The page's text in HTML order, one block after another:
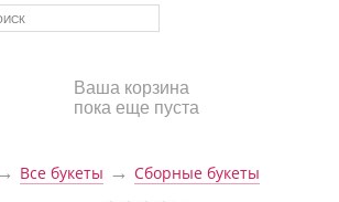
Ваша корзина
пока еще пуста
Все букеты → Сборные букеты